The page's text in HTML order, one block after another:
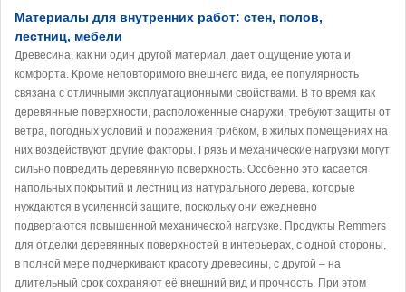
Материалы для внутренних работ: стен, полов,
лестниц, мебели
Древесина, как ни один другой материал, дает ощущение уюта и
комфорта. Кроме неповторимого внешнего вида, ее популярность
связана с отличными эксплуатационными свойствами. В то время как
деревянные поверхности, расположенные снаружи, требуют защиты от
ветра, погодных условий и поражения грибком, в жилых помещениях на
них воздействуют другие факторы. Грязь и механические нагрузки могут
сильно повредить деревянную поверхность. Особенно это касается
напольных покрытий и лестниц из натурального дерева, которые
нуждаются в усиленной защите, поскольку они ежедневно
подвергаются повышенной механической нагрузке. Продукты Remmers
для отделки деревянных поверхностей в интерьерах, с одной стороны,
в полной мере подчеркивают красоту древесины, с другой – на
длительный срок сохраняют её внешний вид и прочность. При этом